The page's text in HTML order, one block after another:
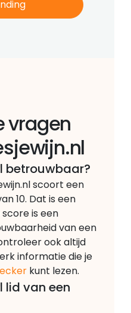
vragen
betrouwbaar?
scoort een
10. Dat is een
is een
van een
ook altijd
informatie die je
kunt lezen.
lid van een